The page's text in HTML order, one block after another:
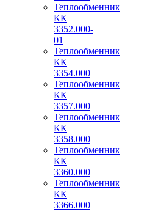
Теплообменник
КК
3352.000-
01
Теплообменник
КК
3354.000
Теплообменник
КК
3357.000
Теплообменник
КК
3358.000
Теплообменник
КК
3360.000
Теплообменник
КК
3366.000